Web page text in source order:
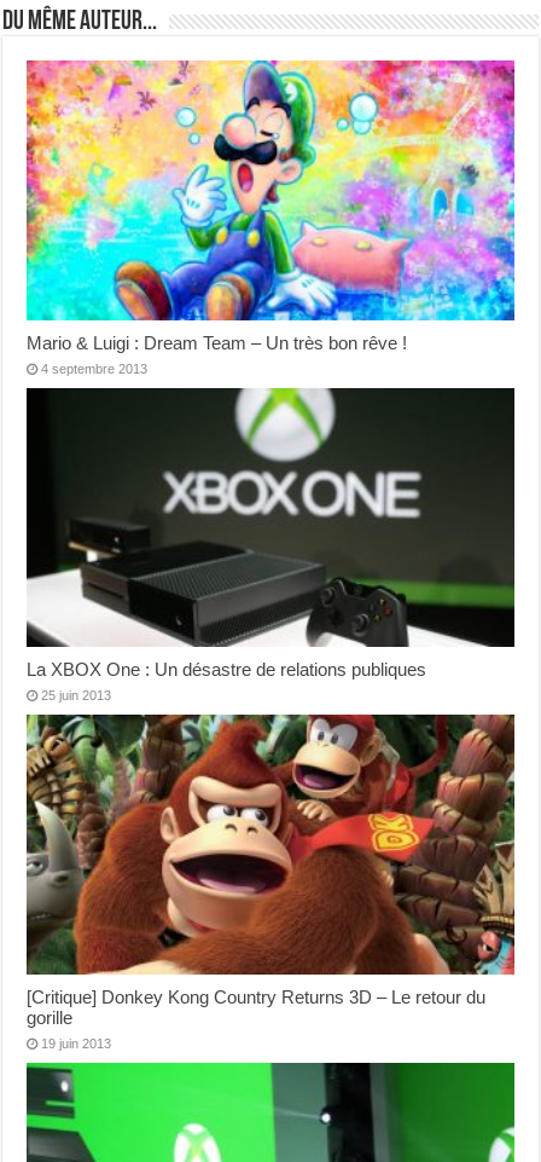
Du même auteur...
Mario & Luigi : Dream Team – Un très bon rêve !
4 septembre 2013
La XBOX One : Un désastre de relations publiques
25 juin 2013
[Critique] Donkey Kong Country Returns 3D – Le retour du
gorille
19 juin 2013